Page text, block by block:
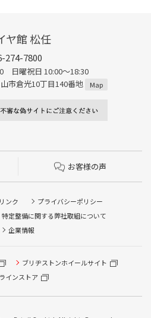
ヤ館 松任
274-7800
日曜祝日 10:00～18:30
市倉光10丁目140番地
Map
お客様の声
リンク
プライバシーポリシー
特定整備に関する弊社取組について
企業情報
ブリヂストンホイールサイト
インストア